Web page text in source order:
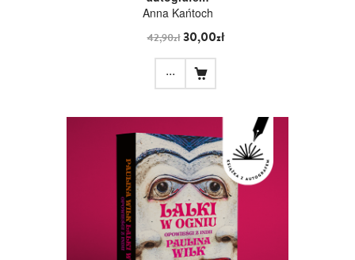
Anna Kańtoch
42,90zł30,00zł
...